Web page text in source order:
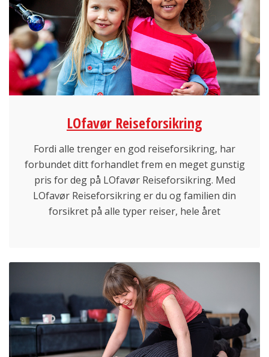
LOfavør Reiseforsikring
Fordi alle trenger en god reiseforsikring, har
forbundet ditt forhandlet frem en meget gunstig
pris for deg på LOfavør Reiseforsikring. Med
LOfavør Reiseforsikring er du og familien din
forsikret på alle typer reiser, hele året